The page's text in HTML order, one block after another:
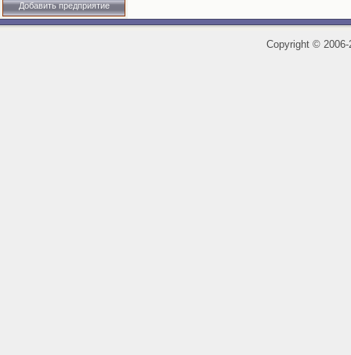
Добавить предприятие
Copyright ©